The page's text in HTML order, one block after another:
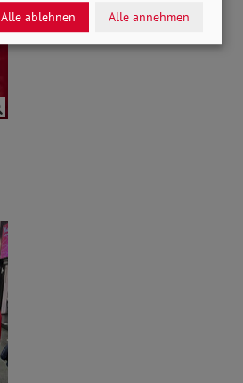
Alle ablehnen Alle annehmen